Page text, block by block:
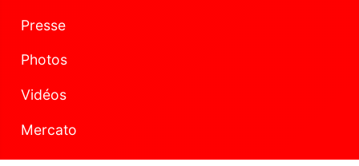
Presse
Photos
Vidéos
Mercato